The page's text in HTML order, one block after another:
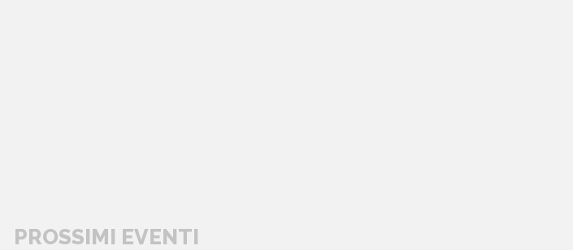
PROSSIMI EVENTI